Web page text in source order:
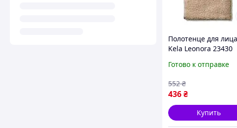
Полотенце для лица
Kela Leonora 23430
розовое
Готово к отправке
436₴
552 ₴
Купить